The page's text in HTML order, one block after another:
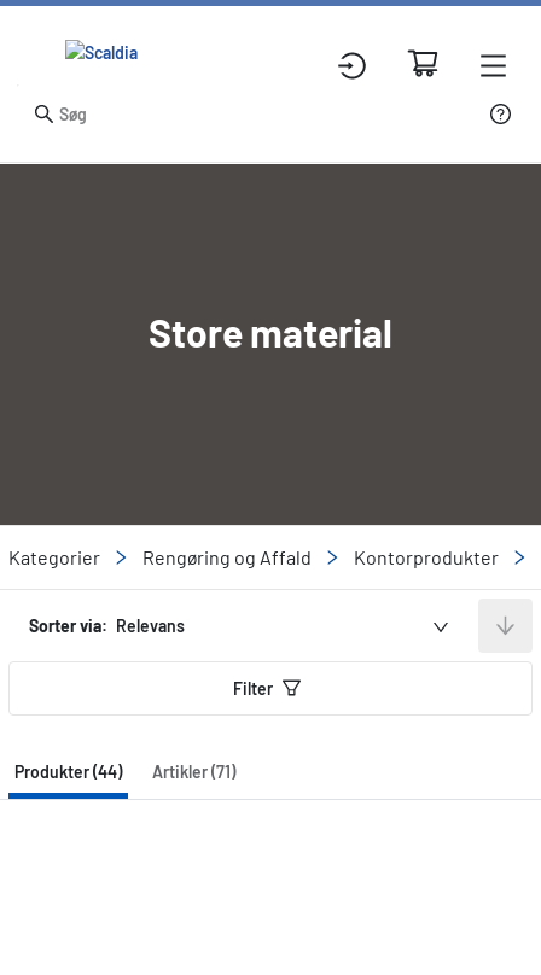
Store material
Kategorier Rengøring og Affald Kontorprodukter
Sorter via: Relevans
Filter
Produkter (44) Artikler (71)